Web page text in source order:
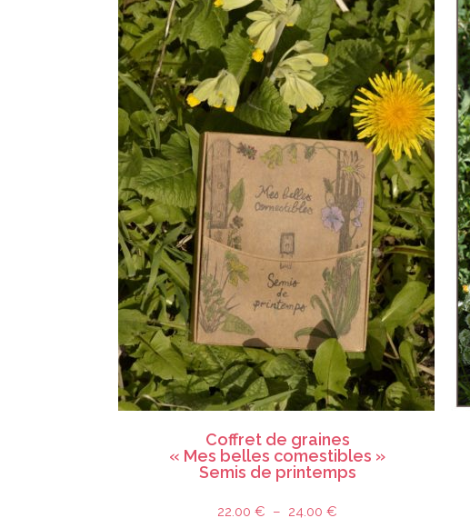
Coffret de graines
« Mes belles comestibles »
Semis de printemps
22.00€ – 24.00€